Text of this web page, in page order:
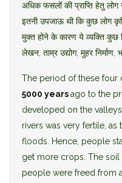
अधिक फसलों की प्राप्ति हेतु
इतनी उपजाऊ थी कि कुछ लोग
मुक्त होने के कारण ये व्यक्ति कुछ
लेखन, ताम्र उद्योग, मुहर निर्माण,
The period of these four
5000 yearsago to the
developed on the
rivers was very fertile,
floods. Hence, people
get more crops. The soil
people were freed from